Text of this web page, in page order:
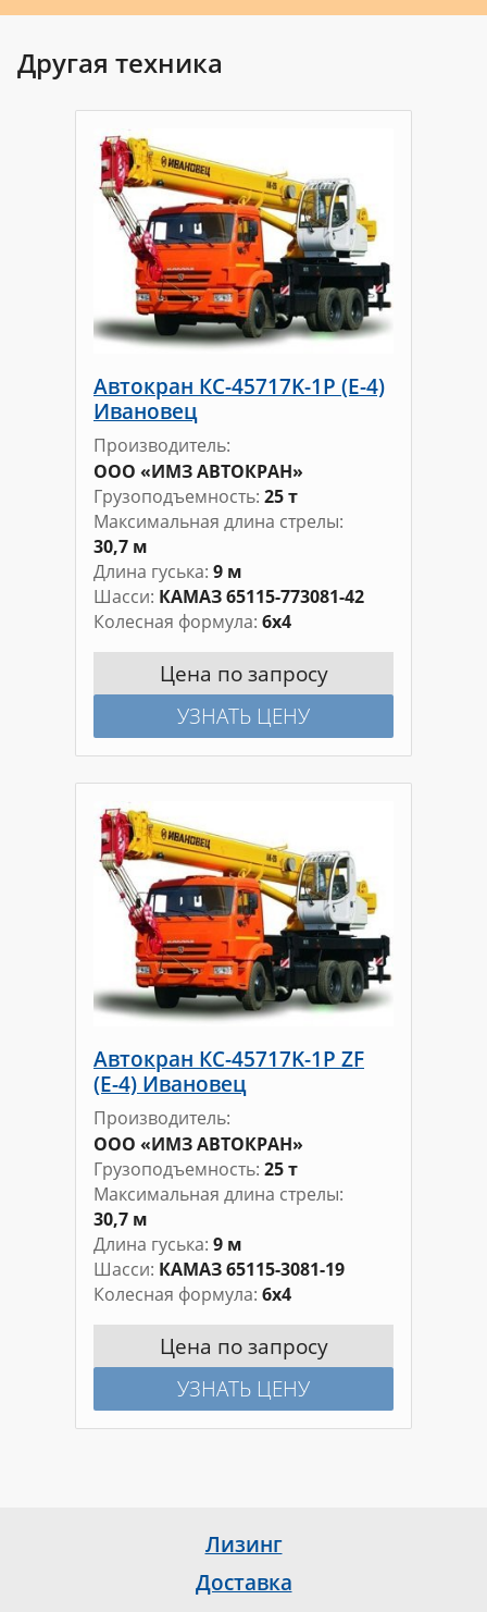
Другая техника
Автокран КС-45717K-1Р (E-4)
Ивановец
Производитель
ООО «ИМЗ АВТОКРАН»
Грузоподъемность 25 т
Максимальная длина стрелы
30,7 м
Длина гуська 9 м
Шасси КАМАЗ 65115-773081-42
Колесная формула 6х4
Цена по запросу
УЗНАТЬ ЦЕНУ
Автокран КС-45717K-1Р ZF
(E-4) Ивановец
Производитель
ООО «ИМЗ АВТОКРАН»
Грузоподъемность 25 т
Максимальная длина стрелы
30,7 м
Длина гуська 9 м
Шасси КАМАЗ 65115-3081-19
Колесная формула 6х4
Цена по запросу
УЗНАТЬ ЦЕНУ
Лизинг
Доставка